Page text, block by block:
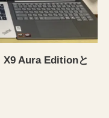
X9 Aura Editionと